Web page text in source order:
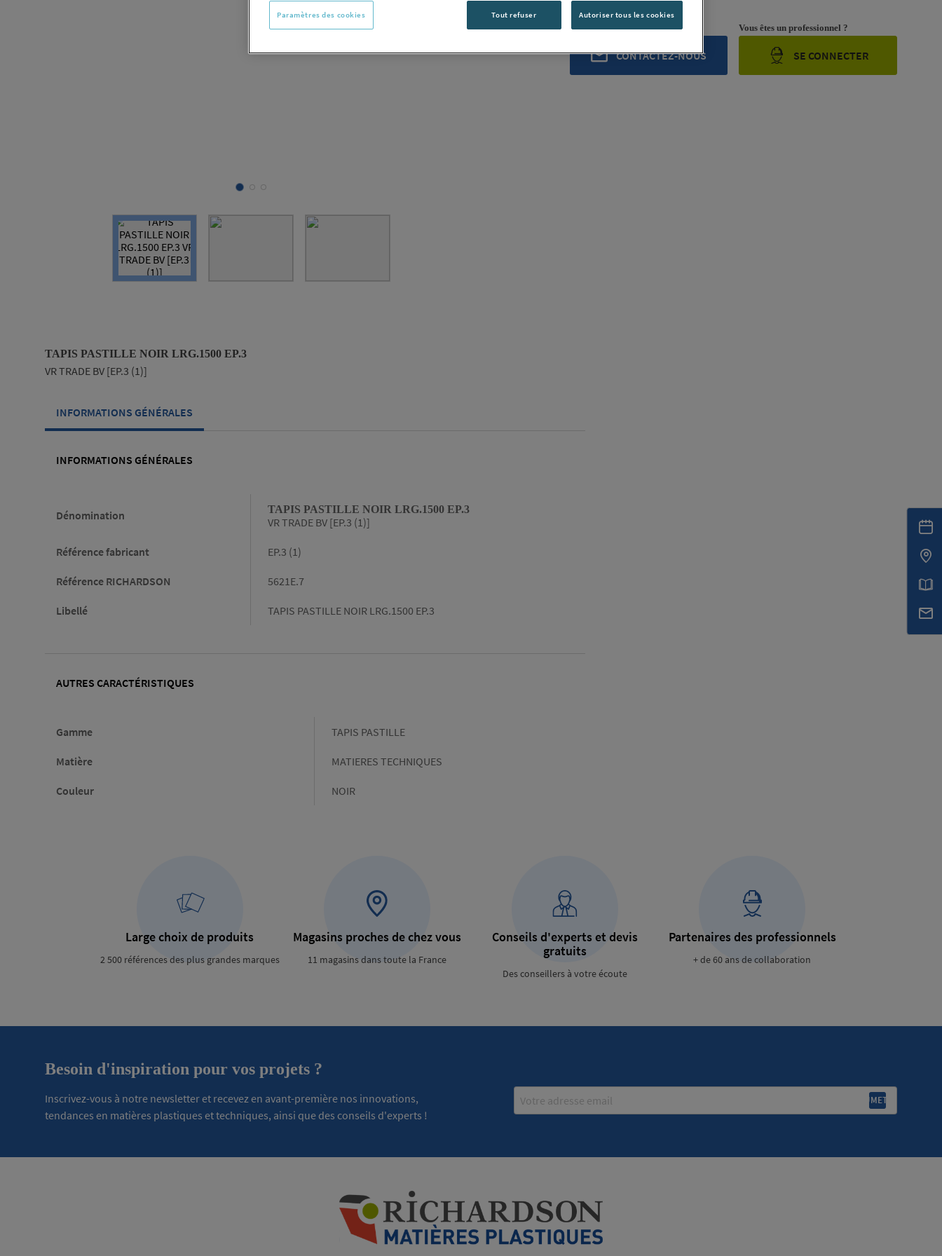
Vous avez un projet ?
CONTACTEZ-NOUS
Vous êtes un professionnel ?
SE CONNECTER
TAPIS PASTILLE NOIR LRG.1500 EP.3
VR TRADE BV [EP.3 (1)]
INFORMATIONS GÉNÉRALES
INFORMATIONS GÉNÉRALES
Dénomination
TAPIS PASTILLE NOIR LRG.1500 EP.3
VR TRADE BV [EP.3 (1)]
Référence fabricant EP.3 (1)
Référence RICHARDSON 5621E.7
Libellé TAPIS PASTILLE NOIR LRG.1500 EP.3
AUTRES CARACTÉRISTIQUES
Gamme Gamme
TAPIS PASTILLE
Matière Matière
MATIERES TECHNIQUES
Couleur Couleur
NOIR
Large choix de produits
2 500 références des plus grandes marques
Magasins proches de chez vous
11 magasins dans toute la France
Conseils d'experts et devis
gratuits
Des conseillers à votre écoute
Partenaires des professionnels
+ de 60 ans de collaboration
Besoin d'inspiration pour vos projets ?
Inscrivez-vous à notre newsletter et recevez en avant-première nos innovations,
tendances en matières plastiques et techniques, ainsi que des conseils d'experts !
Email
Tout refuser Autoriser tous les cookies
Paramètres des cookies